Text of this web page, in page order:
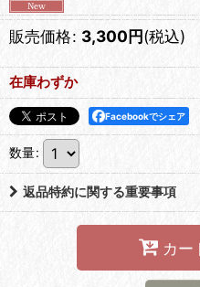
販売価格: 3,300円(税込)
在庫わずか
Facebookでシェア
数量:
返品特約に関する重要事項
カー